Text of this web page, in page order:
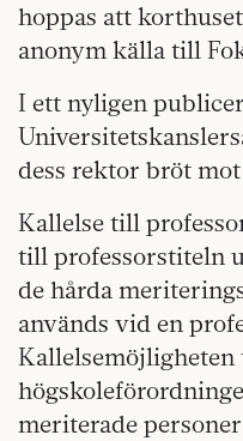
hoppas att
anonym källa till
I ett nyligen
dess rektor bröt
Kallelse till
till professorstiteln
de hårda
används vid en
Kallelsemöjligheten
meriterade